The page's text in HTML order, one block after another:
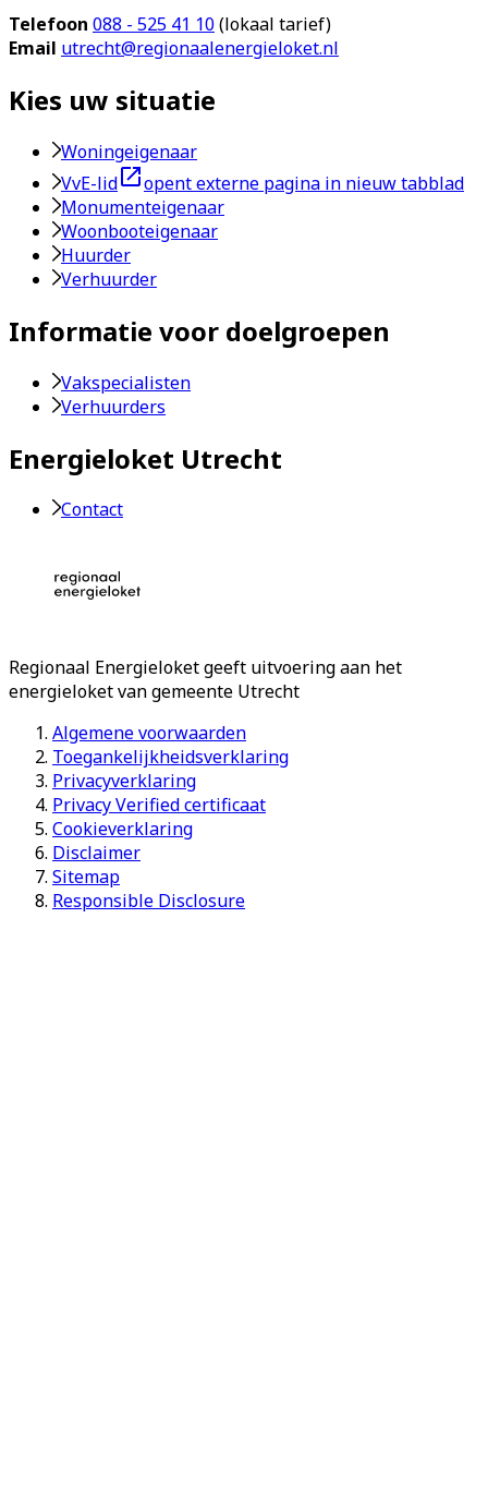
Telefoon 088 - 525 41 10(lokaal tarief)
Email utrecht@regionaalenergieloket.nl
Kies uw situatie
Woningeigenaar
VvE-lid
opent externe pagina in nieuw tabblad
Monumenteigenaar
Woonbooteigenaar
Huurder
Verhuurder
Informatie voor doelgroepen
Vakspecialisten
Verhuurders
Energieloket Utrecht
Contact
Regionaal Energieloketgeeft uitvoering aan het
energieloket van gemeente Utrecht
Algemene voorwaarden
Toegankelijkheidsverklaring
Privacyverklaring
Privacy Verified certificaat
Cookieverklaring
Disclaimer
Sitemap
Responsible Disclosure